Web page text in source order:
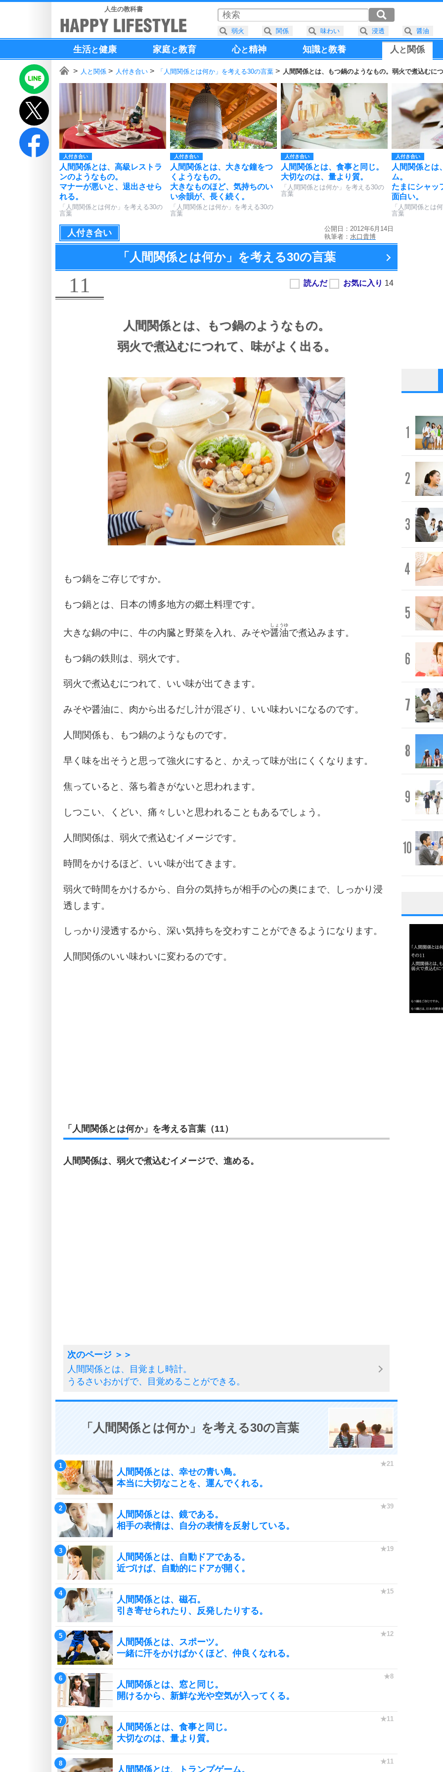
人生の教科書
生活と健康 家庭と教育 心と精神 知識と教養 人と 関係
人と関係 人付き合い 「人間関係とは何か」を考える30の言葉 人間関係とは、もつ鍋のようなもの。弱火で煮込むに
人付き合い
人間関係とは、高級レストラ
ンのようなもの。
マナーが悪いと、退出させら
れる。
「人間関係とは何か」を考える30の
言葉
人付き合い
人間関係とは、大きな鐘をつ
くようなもの。
大きなものほど、気持ちのい
い余韻が、長く続く。
「人間関係とは何か」を考える30の
言葉
人付き合い
人間関係とは、食事と同じ。
大切なのは、量より質。
「人間関係とは何か」を考える30の
言葉
人付き合い
人間関係とは
ム。
たまにシャッ
面白い。
「人間関係とは
言葉
人付き合い
公開日：2012年6月14日
執筆者： 水口貴博
「人間関係とは何か」を考える30の言葉
11
人間関係とは、
もつ鍋のようなもの。
弱火で煮込むにつれて、
味がよく出る。
もつ鍋をご存じですか。
もつ鍋とは、日本の博多地方の郷土料理です。
大きな鍋の中に、牛の内臓と野菜を入れ、みそや醤油
しょうゆ
で煮込みます。
もつ鍋の鉄則は、弱火です。
弱火で煮込むにつれて、いい味が出てきます。
みそや醤油に、肉から出るだし汁が混ざり、いい味わいになるのです。
人間関係も、もつ鍋のようなものです。
早く味を出そうと思って強火にすると、かえって味が出にくくなります。
焦っていると、落ち着きがないと思われます。
しつこい、くどい、痛々しいと思われることもあるでしょう。
人間関係は、弱火で煮込むイメージです。
時間をかけるほど、いい味が出てきます。
弱火で時間をかけるから、自分の気持ちが相手の心の奥にまで、しっかり浸
透します。
しっかり浸透するから、深い気持ちを交わすことができるようになります。
人間関係のいい味わいに変わるのです。
「人間関係とは何か」を考える言葉（11）
人間関係は、弱火で煮込むイメージで、進める。
人間関係とは、目覚まし時計。
うるさいおかげで、目覚めることができる。
「人間関係とは何か」を考える30の言葉
人間関係とは、幸せの青い鳥。
本当に大切なことを、運んでくれる。
人間関係とは、鏡である。
相手の表情は、自分の表情を反射している。
人間関係とは、自動ドアである。
近づけば、自動的にドアが開く。
人間関係とは、磁石。
引き寄せられたり、反発したりする。
人間関係とは、スポーツ。
一緒に汗をかけばかくほど、仲良くなれる。
人間関係とは、窓と同じ。
開けるから、新鮮な光や空気が入ってくる。
人間関係とは、食事と同じ。
大切なのは、量より質。
人間関係とは、トランプゲーム。
1
2
3
4
5
6
7
8
9
10
1
3
弱火 関係 味わい 浸透 醤油